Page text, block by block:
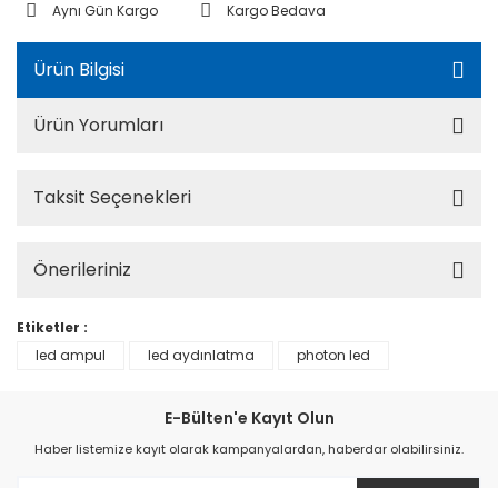
Aynı Gün Kargo Kargo Bedava
Ürün Bilgisi
Ürün Yorumları
Taksit Seçenekleri
Önerileriniz
Etiketler :
led ampul
led aydınlatma photon led
E-Bülten'e Kayıt Olun
Haber listemize kayıt olarak kampanyalardan, haberdar olabilirsiniz.